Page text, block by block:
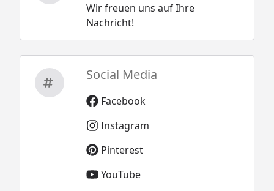
Wir freuen uns auf Ihre
Nachricht!
Social Media
Facebook
Instagram
Pinterest
YouTube